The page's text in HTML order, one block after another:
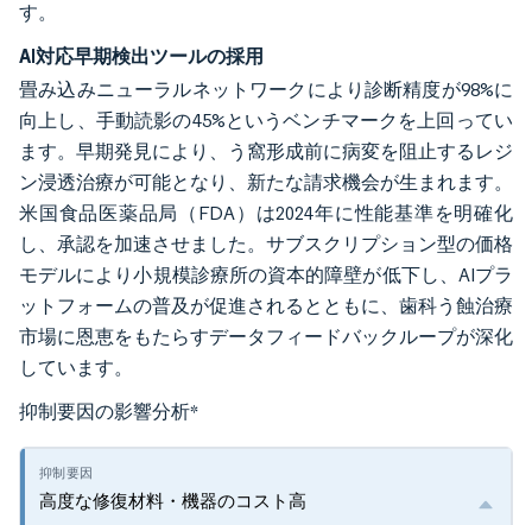
す。
AI対応早期検出ツールの採用
畳み込みニューラルネットワークにより診断精度が98%に
向上し、手動読影の45%というベンチマークを上回ってい
ます。早期発見により、う窩形成前に病変を阻止するレジ
ン浸透治療が可能となり、新たな請求機会が生まれます。
米国食品医薬品局（FDA）は2024年に性能基準を明確化
し、承認を加速させました。サブスクリプション型の価格
モデルにより小規模診療所の資本的障壁が低下し、AIプラ
ットフォームの普及が促進されるとともに、歯科う蝕治療
市場に恩恵をもたらすデータフィードバックループが深化
しています。
抑制要因の影響分析*
高度な修復材料・機器のコスト高